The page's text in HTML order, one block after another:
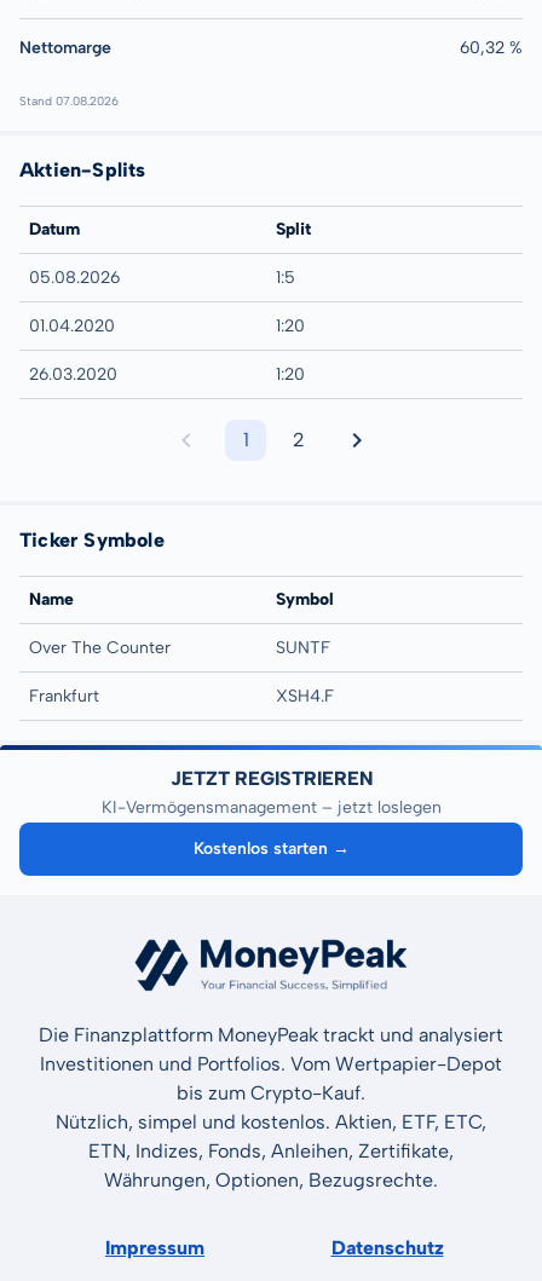
Nettomarge 60,32 %
Stand 07.08.2026
Aktien-Splits
Datum Split
05.08.2026 1:5
01.04.2020 1:20
26.03.2020 1:20
1 2
Ticker Symbole
Name Symbol
Over The Counter SUNTF
Frankfurt XSH4.F
JETZT REGISTRIEREN
KI-Vermögensmanagement – jetzt loslegen
Kostenlos starten →
Die Finanzplattform MoneyPeak trackt und analysiert
Investitionen und Portfolios. Vom Wertpapier-Depot
bis zum Crypto-Kauf.
Nützlich, simpel und kostenlos. Aktien, ETF, ETC,
ETN, Indizes, Fonds, Anleihen, Zertifikate,
Währungen, Optionen, Bezugsrechte.
Impressum Datenschutz